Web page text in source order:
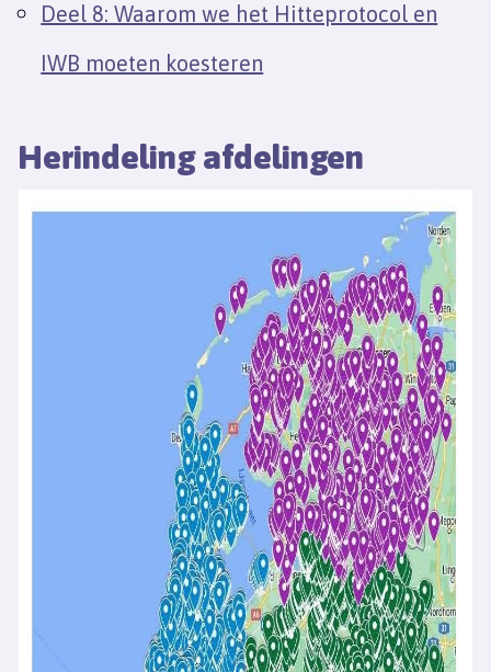
Deel 8: Waarom we het Hitteprotocol en
IWB moeten koesteren
Herindeling afdelingen